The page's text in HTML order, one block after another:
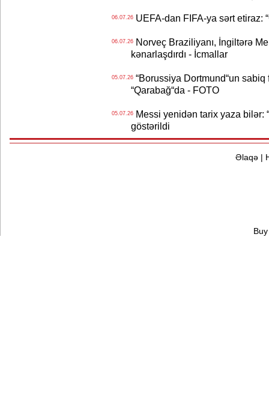
06.07.26UEFA-dan FIFA-ya sərt etiraz:
06.07.26Norveç Braziliyanı, İngiltərə
kənarlaşdırdı - İcmallar
05.07.26“Borussiya Dortmund“un sabiq
“Qarabağ“da - FOTO
05.07.26Messi yenidən tarix yaza bilər:
göstərildi
Əlaqə|